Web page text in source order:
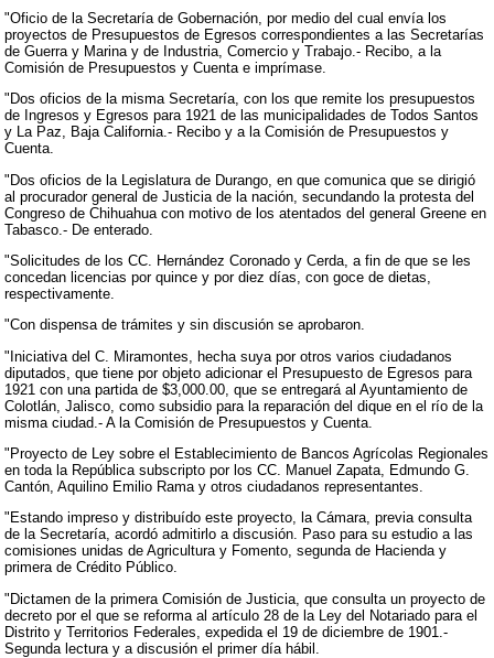
"Oficio de la Secretaría de Gobernación, por medio del cual envía los
proyectos de Presupuestos de Egresos correspondientes a las Secretarías
de Guerra y Marina y de Industria, Comercio y Trabajo.- Recibo, a la
Comisión de Presupuestos y Cuenta e imprímase.
"Dos oficios de la misma Secretaría, con los que remite los presupuestos
de Ingresos y Egresos para 1921 de las municipalidades de Todos Santos
y La Paz, Baja California.- Recibo y a la Comisión de Presupuestos y
Cuenta.
"Dos oficios de la Legislatura de Durango, en que comunica que se dirigió
al procurador general de Justicia de la nación, secundando la protesta del
Congreso de Chihuahua con motivo de los atentados del general Greene en
Tabasco.- De enterado.
"Solicitudes de los CC. Hernández Coronado y Cerda, a fin de que se les
concedan licencias por quince y por diez días, con goce de dietas,
respectivamente.
"Con dispensa de trámites y sin discusión se aprobaron.
"Iniciativa del C. Miramontes, hecha suya por otros varios ciudadanos
diputados, que tiene por objeto adicionar el Presupuesto de Egresos para
1921 con una partida de $3,000.00, que se entregará al Ayuntamiento de
Colotlán, Jalisco, como subsidio para la reparación del dique en el río de la
misma ciudad.- A la Comisión de Presupuestos y Cuenta.
"Proyecto de Ley sobre el Establecimiento de Bancos Agrícolas Regionales
en toda la República subscripto por los CC. Manuel Zapata, Edmundo G.
Cantón, Aquilino Emilio Rama y otros ciudadanos representantes.
"Estando impreso y distribuído este proyecto, la Cámara, previa consulta
de la Secretaría, acordó admitirlo a discusión. Paso para su estudio a las
comisiones unidas de Agricultura y Fomento, segunda de Hacienda y
primera de Crédito Público.
"Dictamen de la primera Comisión de Justicia, que consulta un proyecto de
decreto por el que se reforma al artículo 28 de la Ley del Notariado para el
Distrito y Territorios Federales, expedida el 19 de diciembre de 1901.-
Segunda lectura y a discusión el primer día hábil.